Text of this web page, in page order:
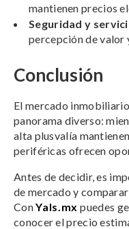
mantienen precios
Seguridad y
percepción de valor
Conclusión
El mercado
panorama diverso:
alta plusvalía
periféricas ofrecen
Antes de decidir, es
de mercado y
ConYals.mx puedes
conocer el precio